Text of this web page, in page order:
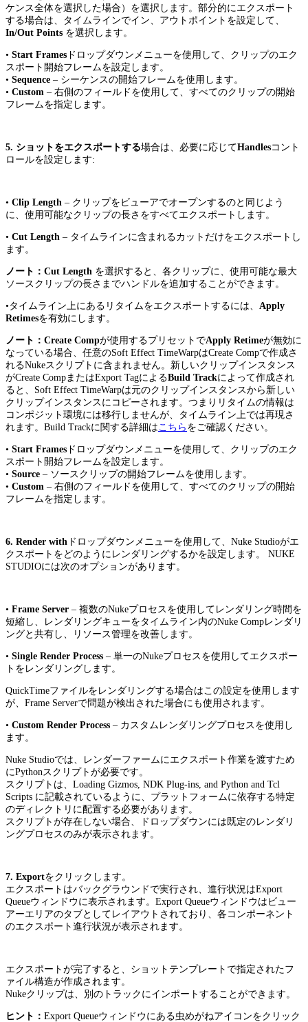
ケンス全体を選択した場合）を選択します。部分的にエクスポート
する場合は、タイムラインでイン、アウトポイントを設定して、
In/Out Points を選択します。
• Start Frames ドロップダウンメニューを使用して、クリップのエク
スポート開始フレームを設定します。
• Sequence – シーケンスの開始フレームを使用します。
• Custom – 右側のフィールドを使用して、すべてのクリップの開始
フレームを指定します。
5. ショットをエクスポートする場合は、必要に応じてHandlesコント
ロールを設定します:
• Clip Length – クリップをビューアでオープンするのと同じよう
に、使用可能なクリップの長さをすべてエクスポートします。
• Cut Length – タイムラインに含まれるカットだけをエクスポートし
ます。
ノート：Cut Length を選択すると、各クリップに、使用可能な最大
ソースクリップの長さまでハンドルを追加することができます。
•タイムライン上にあるリタイムをエクスポートするには、 Apply
Retimesを有効にします。
ノート：Create Compが使用するプリセットでApply Retimeが無効に
なっている場合、任意のSoft Effect TimeWarpはCreate Compで作成さ
れるNukeスクリプトに含まれません。新しいクリップインスタンス
がCreate CompまたはExport TagによるBuild Trackによって作成され
ると、Soft Effect TimeWarpは元のクリップインスタンスから新しい
クリップインスタンスにコピーされます。つまりリタイムの情報は
コンポジット環境には移行しませんが、タイムライン上では再現さ
れます。Build Trackに関する詳細は こちら をご確認ください。
• Start Frames ドロップダウンメニューを使用して、クリップのエク
スポート開始フレームを設定します。
• Source – ソースクリップの開始フレームを使用します。
• Custom – 右側のフィールドを使用して、すべてのクリップの開始
フレームを指定します。
6. Render with ドロップダウンメニューを使用して、Nuke Studioがエ
クスポートをどのようにレンダリングするかを設定します。 NUKE
STUDIOには次のオプションがあります。
• Frame Server – 複数のNukeプロセスを使用してレンダリング時間を
短縮し、レンダリングキューをタイムライン内のNuke Compレンダリ
ングと共有し、リソース管理を改善します。
• Single Render Process – 単一のNukeプロセスを使用してエクスポー
トをレンダリングします。
QuickTimeファイルをレンダリングする場合はこの設定を使用します
が、Frame Serverで問題が検出された場合にも使用されます。
• Custom Render Process – カスタムレンダリングプロセスを使用し
ます。
Nuke Studioでは、レンダーファームにエクスポート作業を渡すため
にPythonスクリプトが必要です。
スクリプトは、Loading Gizmos, NDK Plug-ins, and Python and Tcl
Scripts に記載されているように、プラットフォームに依存する特定
のディレクトリに配置する必要があります。
スクリプトが存在しない場合、ドロップダウンには既定のレンダリ
ングプロセスのみが表示されます。
7. Exportをクリックします。
エクスポートはバックグラウンドで実行され、進行状況はExport
Queueウィンドウに表示されます。Export Queueウィンドウはビュー
アーエリアのタブとしてレイアウトされており、各コンポーネント
のエクスポート進行状況が表示されます。
エクスポートが完了すると、ショットテンプレートで指定されたフ
ァイル構造が作成されます。
Nukeクリップは、別のトラックにインポートすることができます。
ヒント： Export Queueウィンドウにある虫めがねアイコンをクリック